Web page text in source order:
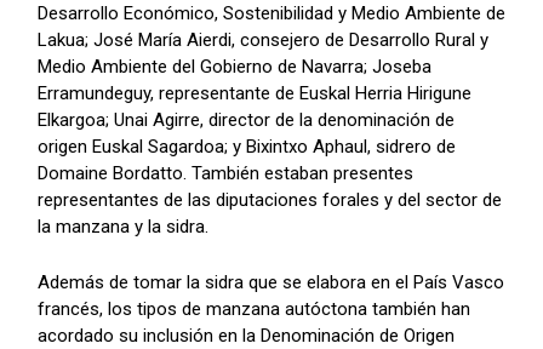
Desarrollo Económico, Sostenibilidad y Medio Ambiente de
Lakua; José María Aierdi, consejero de Desarrollo Rural y
Medio Ambiente del Gobierno de Navarra; Joseba
Erramundeguy, representante de Euskal Herria Hirigune
Elkargoa; Unai Agirre, director de la denominación de
origen Euskal Sagardoa; y Bixintxo Aphaul, sidrero de
Domaine Bordatto. También estaban presentes
representantes de las diputaciones forales y del sector de
la manzana y la sidra.
Además de tomar la sidra que se elabora en el País Vasco
francés, los tipos de manzana autóctona también han
acordado su inclusión en la Denominación de Origen